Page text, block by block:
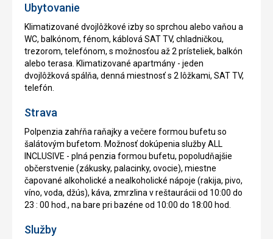
Ubytovanie
Klimatizované dvojlôžkové izby so sprchou alebo vaňou a
WC, balkónom, fénom, káblová SAT TV, chladničkou,
trezorom, telefónom, s možnosťou až 2 prísteliek, balkón
alebo terasa. Klimatizované apartmány - jeden
dvojlôžková spálňa, denná miestnosť s 2 lôžkami, SAT TV,
telefón.
Strava
Polpenzia zahŕňa raňajky a večere formou bufetu so
šalátovým bufetom. Možnosť dokúpenia služby ALL
INCLUSIVE - plná penzia formou bufetu, popoludňajšie
občerstvenie (zákusky, palacinky, ovocie), miestne
čapované alkoholické a nealkoholické nápoje (rakija, pivo,
víno, voda, džús), káva, zmrzlina v reštaurácii od 10:00 do
23 : 00 hod., na bare pri bazéne od 10:00 do 18:00 hod.
Služby